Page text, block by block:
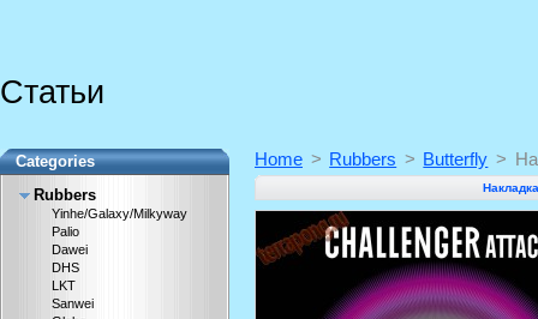
Статьи
Categories
Rubbers
Yinhe/Galaxy/Milkyway
Palio
Dawei
DHS
LKT
Sanwei
Home > Rubbers > Butterfly >